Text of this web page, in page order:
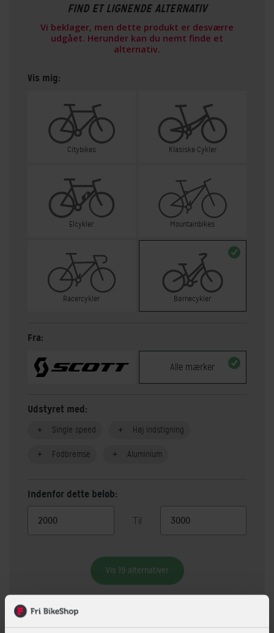
FIND ET LIGNENDE ALTERNATIV
Vi beklager, men dette produkt er desværre
udgået. Herunder kan du nemt finde et
alternativ.
Vis mig:
Citybikes Klasiske Cykler
Elcykler Mountainbikes
Racercykler Børnecykler
Fra:
Alle mærker
Udstyret med:
Single speed Høj indstigning
Fodbremse Aluminium
Indenfor dette beløb:
Til
Vis 19 alternativer
Beskrivelse